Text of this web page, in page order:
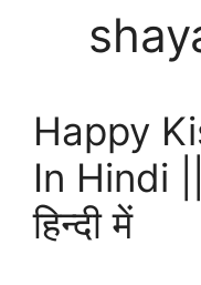
Happy
In Hindi ||
हिन्दी में